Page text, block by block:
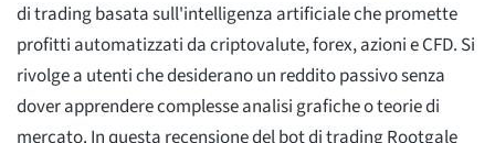
di trading basata sull'intelligenza artificiale che promette
profitti automatizzati da criptovalute, forex, azioni e CFD. Si
rivolge a utenti che desiderano un reddito passivo senza
dover apprendere complesse analisi grafiche o teorie di